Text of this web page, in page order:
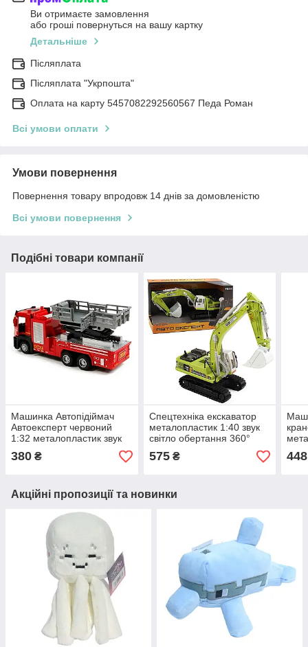
Ви отримаєте замовлення
або гроші повернуться на вашу картку
Детальніше
Післяплата
Післяплата "Укрпошта"
Оплата на карту 5457082292560567 Педа Роман
Всі умови оплати
Умови повернення
Повернення товару впродовж 14 днів за домовленістю
Всі умови повернення
Подібні товари компанії
Машинка Автопідіймач
Автоексперт червоний
1:32 металопластик звук
світло інерція 18*8*5,5 см
(LS-0748-65)
380 ₴
Спецтехніка екскаватор
металопластик 1:40 звук
світло обертання 360°
гусеничний хід 30*9*12см
(TK-79930)
575₴ 448
Акційні пропозиції та новинки